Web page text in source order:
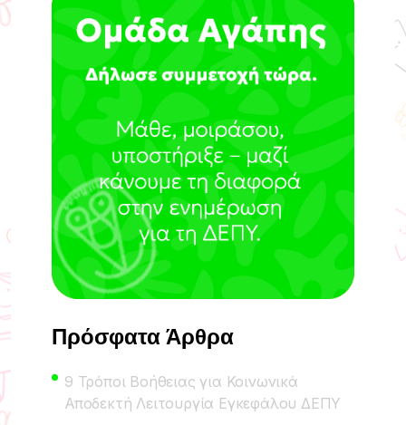
Πρόσφατα Άρθρα
9 Τρόποι Βοήθειας για Κοινωνικά
Αποδεκτή Λειτουργία Εγκεφάλου ΔΕΠΥ